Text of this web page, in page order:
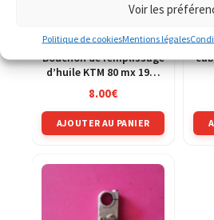
Voir les
Politique de cookiesMentions légales
Bouchon de remplissage
d’huile KTM 80 mx 1984
1985 1986
8.00€
AJOUTER AU PANIER